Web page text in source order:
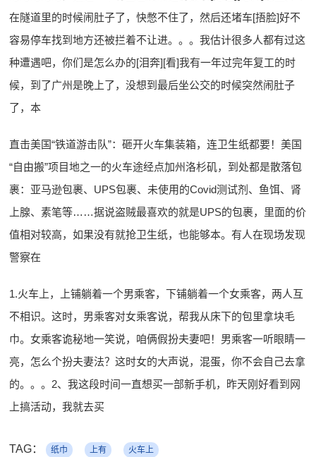
在隧道里的时候闹肚子了，快憋不住了，然后还堵车[捂脸]好不
容易停车找到地方还被拦着不让进。。。我估计很多人都有过这
种遭遇吧，你们是怎么办的[泪奔][看]我有一年过完年复工的时
候，到了广州是晚上了，没想到最后坐公交的时候突然闹肚子
了，本
直击美国“铁道游击队”：砸开火车集装箱，连卫生纸都要！美国
“自由搬”项目地之一的火车途经点加州洛杉矶，到处都是散落包
裹：亚马逊包裹、UPS包裹、未使用的Covid测试剂、鱼饵、肾
上腺、素笔等……据说盗贼最喜欢的就是UPS的包裹，里面的价
值相对较高，如果没有就抢卫生纸，也能够本。有人在现场发现
警察在
1.火车上，上铺躺着一个男乘客，下铺躺着一个女乘客，两人互
不相识。这时，男乘客对女乘客说，帮我从床下的包里拿块毛
巾。女乘客诡秘地一笑说，咱俩假扮夫妻吧！男乘客一听眼睛一
亮，怎么个扮夫妻法？这时女的大声说，混蛋，你不会自己去拿
的。。。2、我这段时间一直想买一部新手机，昨天刚好看到网
上搞活动，我就去买
TAG： 纸巾 上有 火车上